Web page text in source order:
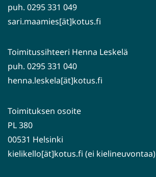
puh. 0295 331 049
sari.maamies[ät]kotus.fi
Toimitussihteeri Henna Leskelä
puh. 0295 331 040
henna.leskela[ät]kotus.fi
Toimituksen osoite
PL 380
00531 Helsinki
kielikello[ät]kotus.fi (ei kielineuvontaa)